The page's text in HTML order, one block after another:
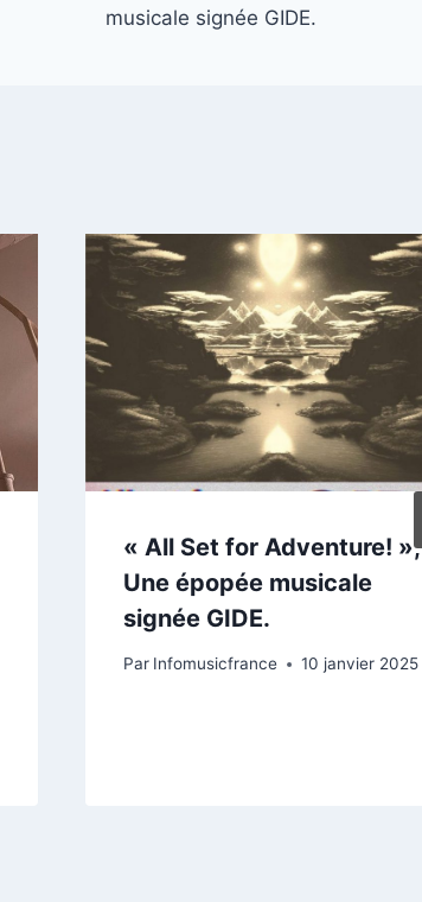
musicale signée GIDE.
« All Set for Adventure! »,
Une épopée musicale
signée GIDE.
Par Infomusicfrance 10 janvier 2025